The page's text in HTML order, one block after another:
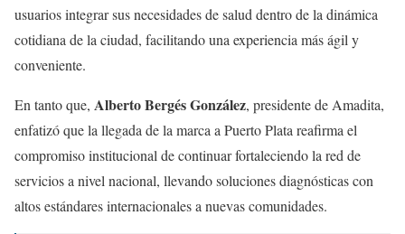
usuarios integrar sus necesidades de salud dentro de la dinámica
cotidiana de la ciudad, facilitando una experiencia más ágil y
conveniente.
En tanto que, Alberto Bergés González, presidente de Amadita,
enfatizó que la llegada de la marca a Puerto Plata reafirma el
compromiso institucional de continuar fortaleciendo la red de
servicios a nivel nacional, llevando soluciones diagnósticas con
altos estándares internacionales a nuevas comunidades.